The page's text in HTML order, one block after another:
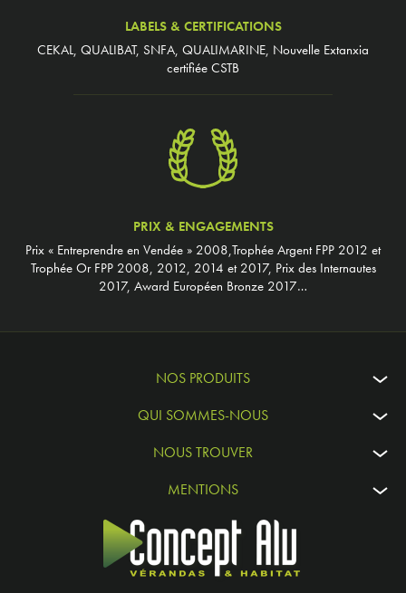
LABELS & CERTIFICATIONS
CEKAL, QUALIBAT, SNFA, QUALIMARINE, Nouvelle Extanxia
certifiée CSTB
PRIX & ENGAGEMENTS
Prix « Entreprendre en Vendée » 2008,Trophée Argent FPP 2012 et
Trophée Or FPP 2008, 2012, 2014 et 2017, Prix des Internautes
2017, Award Européen Bronze 2017…
NOS PRODUITS
QUI SOMMES-NOUS
NOUS TROUVER
MENTIONS